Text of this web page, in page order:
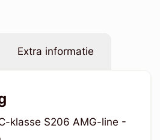
Extra informatie
klasse S206 AMG-line -